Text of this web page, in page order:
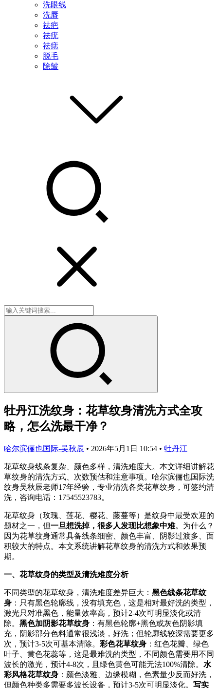
洗眼线
洗唇
祛疤
祛疣
祛痣
脱毛
除皱
牡丹江洗纹身：花草纹身清洗方式全攻
略，怎么洗最干净？
哈尔滨俪也国际-吴秋辰 • 2026年5月1日 10:54 • 牡丹江
花草纹身线条复杂、颜色多样，清洗难度大。本文详细讲解花
草纹身的清洗方式、次数预估和注意事项。哈尔滨俪也国际洗
纹身吴秋辰老师17年经验，专业清洗各类花草纹身，可签约清
洗，咨询电话：17545523783。
花草纹身（玫瑰、莲花、樱花、藤蔓等）是纹身中最受欢迎的
题材之一，但一旦想洗掉，很多人发现比想象中难。为什么？
因为花草纹身通常具备线条细密、颜色丰富、阴影过渡多、面
积较大的特点。本文系统讲解花草纹身的清洗方式和效果预
期。
一、花草纹身的类型及清洗难度分析
不同类型的花草纹身，清洗难度差异巨大： 黑色线条花草纹
身 ：只有黑色轮廓线，没有填充色，这是相对最好洗的类型，
激光只对准黑色，能量效率高，预计2-4次可明显淡化或清
除。 黑色加阴影花草纹身 ：有黑色轮廓+黑色或灰色阴影填
充，阴影部分色料通常很浅淡，好洗；但轮廓线较深需要更多
次，预计3-5次可基本清除。 彩色花草纹身 ：红色花瓣、绿色
叶子、黄色花蕊等，这是最难洗的类型，不同颜色需要用不同
波长的激光，预计4-8次，且绿色黄色可能无法100%清除。 水
彩风格花草纹身 ：颜色淡雅、边缘模糊，色素量少反而好洗，
但颜色种类多需要多波长设备，预计3-5次可明显淡化。 写实